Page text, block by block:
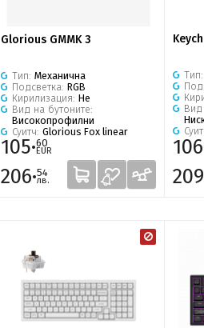
Glorious GMMK 3
Тип: Механична
Подсветка: RGB
Кирилизация: Не
Вид на бутоните:
Високопрофилни
Суитч: Glorious Fox linear
105·60
EUR
206·54
лв.
Тип:
Вид